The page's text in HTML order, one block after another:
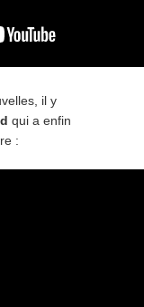
il y
qui a enfin
: